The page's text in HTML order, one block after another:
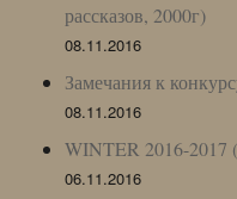
рассказов, 2000г)
08.11.2016
Замечания к
08.11.2016
WINTER 2016-2017
06.11.2016